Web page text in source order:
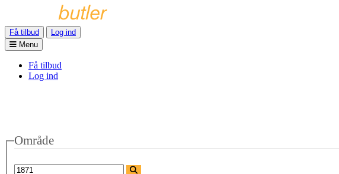
Få tilbud
Log ind
Menu
Få tilbud
Log ind
Område